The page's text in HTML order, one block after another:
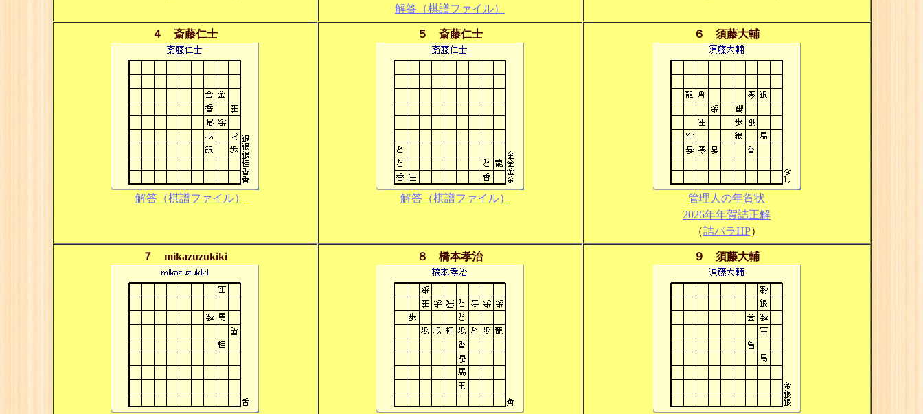
解答（棋譜ファイル）
４ 斎藤仁士
解答（棋譜ファイル）
５ 斎藤仁士
解答（棋譜ファイル）
６ 須藤大輔
管理人の年賀状
2026年年賀詰正解
（詰パラHP）
７ mikazuzukiki ８ 橋本孝治 ９ 須藤大輔